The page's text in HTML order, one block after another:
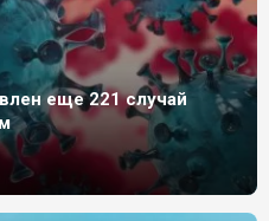
еще 221 случай